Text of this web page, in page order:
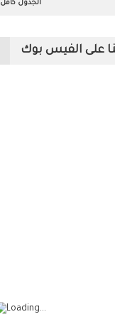
الجدول كامل
على الفيس بوك